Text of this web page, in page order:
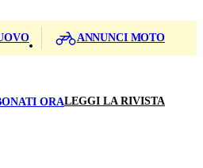
ANNUNCI MOTO
ORALEGGI LA RIVISTA